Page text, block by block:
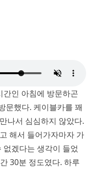
간인 아침에 방문하곤
문했다. 케이블카를 꽤
나서 심심하지 않았다.
해서 들어가자마자 가
겠다는 생각이 들었
30분 정도였다. 하루